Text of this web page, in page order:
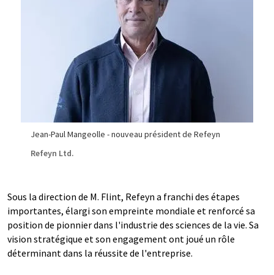
Jean-Paul Mangeolle - nouveau président de Refeyn
Refeyn Ltd.
Sous la direction de M. Flint, Refeyn a franchi des étapes
importantes, élargi son empreinte mondiale et renforcé sa
position de pionnier dans l'industrie des sciences de la vie. Sa
vision stratégique et son engagement ont joué un rôle
déterminant dans la réussite de l'entreprise.